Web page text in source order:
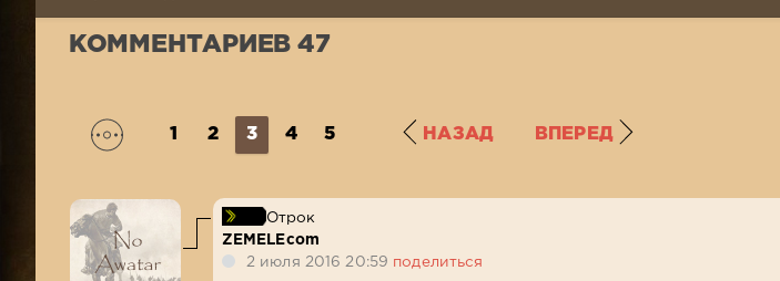
КОММЕНТАРИЕВ 47
1 2 3 4 5 НАЗАД ВПЕРЕД
Отрок
ZEMELEcom
2 июля 2016 20:59 поделиться